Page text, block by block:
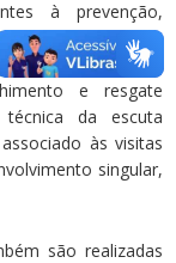
à prevenção,
clínico e à
constrói-se uma
e resgate
da escuta
às visitas
singular,
são realizadas